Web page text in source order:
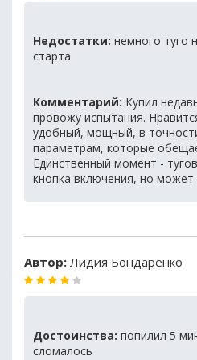
Недостатки: немного туго
старта
Комментарий: Купил
провожу испытания.
удобный, мощный, в
параметрам, которые
Единственный момент -
кнопка включения, но
Автор: Лидия Бондаренко
Достоинства: попилил 5
сломалось